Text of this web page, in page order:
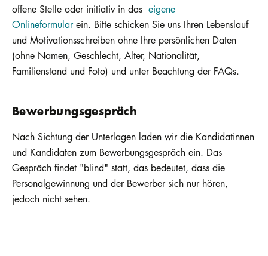
offene Stelle oder initiativ in das eigene
Onlineformularein. Bitte schicken Sie uns Ihren Lebenslauf
und Motivationsschreiben ohne Ihre persönlichen Daten
(ohne Namen, Geschlecht, Alter, Nationalität,
Familienstand und Foto) und unter Beachtung der FAQs.
Bewerbungsgespräch
Nach Sichtung der Unterlagen laden wir die Kandidatinnen
und Kandidaten zum Bewerbungsgespräch ein. Das
Gespräch findet "blind" statt, das bedeutet, dass die
Personalgewinnung und der Bewerber sich nur hören,
jedoch nicht sehen.